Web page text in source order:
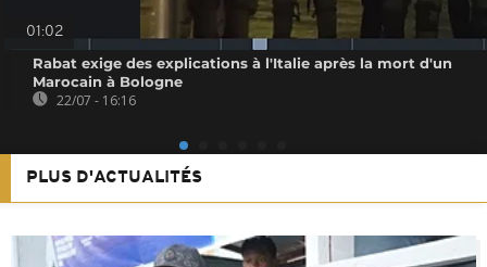
01:02
Rabat exige des explications à l'Italie après la mort d'un
Marocain à Bologne
22/07 - 16:16
PLUS D'ACTUALITÉS